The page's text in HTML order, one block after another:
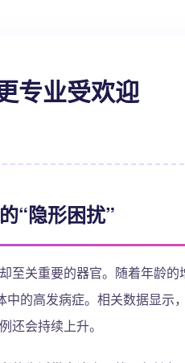
专业受欢迎
“隐形困扰”
至关重要的器官。随着年龄
中的高发病症。相关数据显示
还会持续上升。